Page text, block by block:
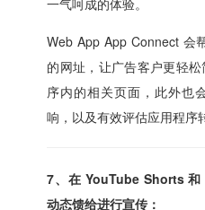
Web App App Connect 会
的网址，让广告客户更轻
序内的相关页面，此外也
响，以及有效评估应用程序
7、在 YouTube Shorts
动态馈给进行宣传：